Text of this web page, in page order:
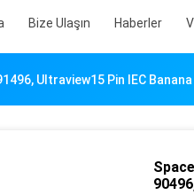
Bize Ulaşın Haberler
Ultraview15 Pin IEC